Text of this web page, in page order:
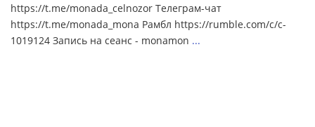
https://t.me/monada_celnozor Телеграм-чат
https://t.me/monada_mona Рамбл https://rumble.com/c/c-
1019124 Запись на сеанс - monamon ...